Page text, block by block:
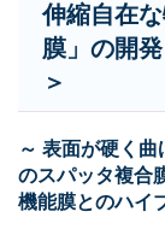
伸縮自在
膜」の開
＞
～ 表面が硬く
のスパッタ複合
機能膜とのハイ